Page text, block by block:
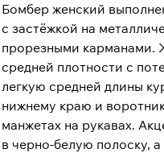
Бомбер женский
с застёжкой на
прорезными карманами.
средней плотности с
легкую средней длины
нижнему краю и
манжетах на рукавах.
в черно-белую полоску,